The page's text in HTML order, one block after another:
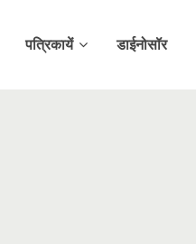
पत्रिकायें डाईनोसॉर